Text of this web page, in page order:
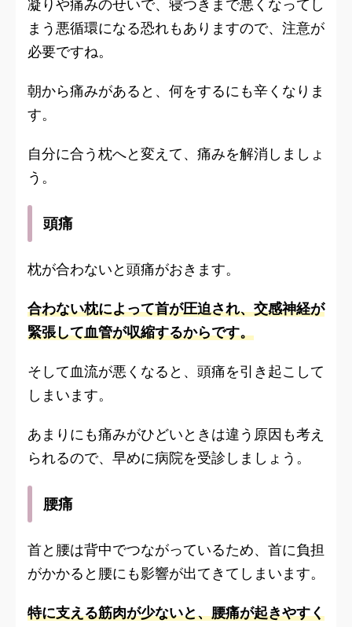
凝りや痛みのせいで、寝つきまで悪くなってし
まう悪循環になる恐れもありますので、注意が
必要ですね。
朝から痛みがあると、何をするにも辛くなりま
す。
自分に合う枕へと変えて、痛みを解消しましょ
う。
頭痛
枕が合わないと頭痛がおきます。
合わない枕によって首が圧迫され、交感神経が
緊張して血管が収縮するからです。
そして血流が悪くなると、頭痛を引き起こして
しまいます。
あまりにも痛みがひどいときは違う原因も考え
られるので、早めに病院を受診しましょう。
腰痛
首と腰は背中でつながっているため、首に負担
がかかると腰にも影響が出てきてしまいます。
特に支える筋肉が少ないと、腰痛が起きやすく